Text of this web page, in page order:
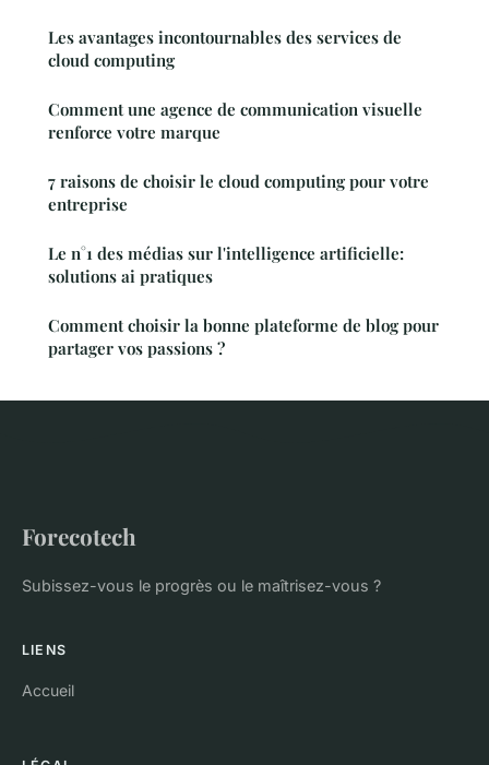
Les avantages incontournables des services de
cloud computing
Comment une agence de communication visuelle
renforce votre marque
7 raisons de choisir le cloud computing pour votre
entreprise
Le n°1 des médias sur l'intelligence artificielle:
solutions ai pratiques
Comment choisir la bonne plateforme de blog pour
partager vos passions ?
Forecotech
Subissez-vous le progrès ou le maîtrisez-vous ?
LIENS
Accueil